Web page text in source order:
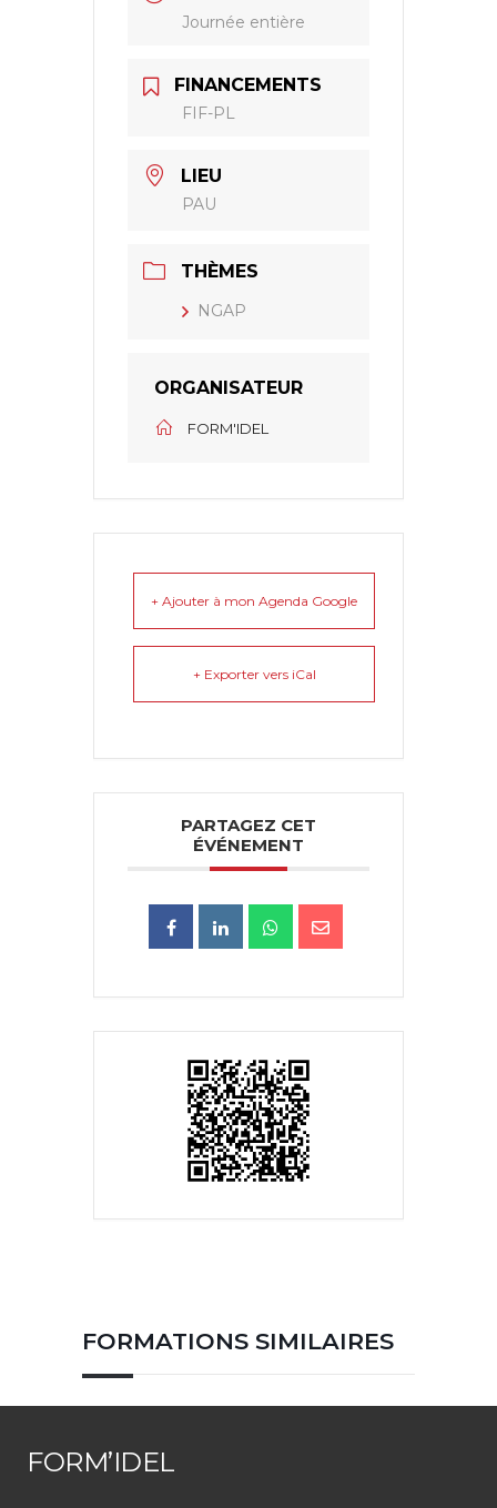
Journée entière
FINANCEMENTS
FIF-PL
LIEU
PAU
THÈMES
NGAP
ORGANISATEUR
FORM'IDEL
+ Ajouter à mon Agenda Google
+ Exporter vers iCal
PARTAGEZ CET
ÉVÉNEMENT
FORMATIONS SIMILAIRES
FORM’IDEL